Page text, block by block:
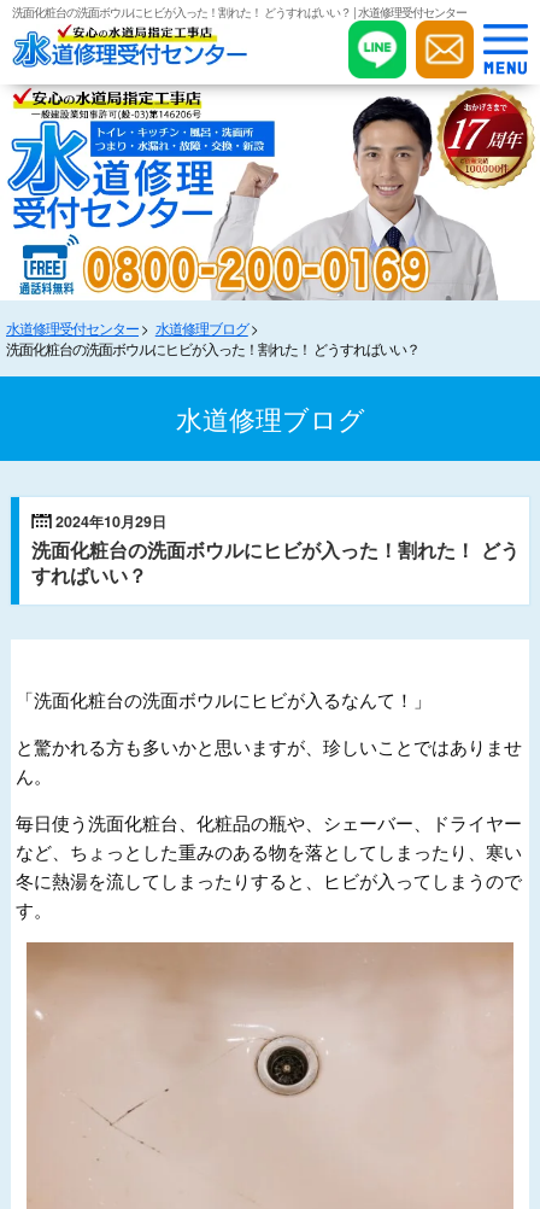
洗面化粧台の洗面ボウルにヒビが入った！割れた！ どうすればいい？ | 水道修理受付センター
水道修理受付センター
水道修理ブログ
洗面化粧台の洗面ボウルにヒビが入った！割れた！ どうすればいい？
水道修理ブログ
2024年10月29日
洗面化粧台の洗面ボウルにヒビが入った！割れた！ どう
すればいい？
「洗面化粧台の洗面ボウルにヒビが入るなんて！」
と驚かれる方も多いかと思いますが、珍しいことではありませ
ん。
毎日使う洗面化粧台、化粧品の瓶や、シェーバー、ドライヤー
など、ちょっとした重みのある物を落としてしまったり、寒い
冬に熱湯を流してしまったりすると、ヒビが入ってしまうので
す。